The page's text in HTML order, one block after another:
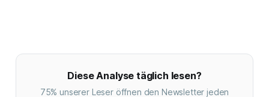
Diese Analyse täglich lesen?
75% unserer Leser öffnen den Newsletter jeden